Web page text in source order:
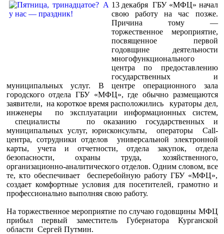
13 декабря ГБУ «МФЦ» начал
свою работу на час позже.
Причина тому —
торжественное мероприятие,
посвященное первой
годовщине деятельности
многофункционального
центра по предоставлению
государственных и
муниципальных услуг. В центре операционного зала
городского отдела ГБУ «МФЦ», где обычно размещаются
заявители, на короткое время расположились кураторы дел,
инженеры по эксплуатации информационных систем,
специалисты по оказанию государственных и
муниципальных услуг, юрисконсульты, операторы Call-
центра, сотрудники отделов универсальной электронной
карты, учета и отчетности, отдела закупок, отдела
безопасности, охраны труда, хозяйственного,
организационно-аналитического отделов. Одним словом, все
те, кто обеспечивает бесперебойную работу ГБУ «МФЦ»,
создает комфортные условия для посетителей, грамотно и
профессионально выполняя свою работу.
На торжественное мероприятие по случаю годовщины МФЦ
прибыл первый заместитель Губернатора Курганской
области Сергей Путмин.